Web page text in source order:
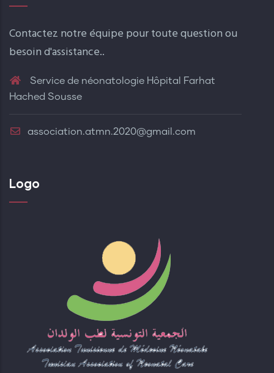
Contactez notre équipe pour toute question ou
besoin d'assistance..
Service de néonatologie Hôpital Farhat
Hached Sousse
association.atmn.2020@gmail.com
Logo